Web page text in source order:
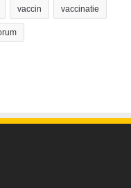
vaccin vaccinatie